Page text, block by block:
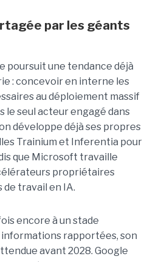
par les géants
poursuit une tendance déjà
: concevoir en interne les
au déploiement massif
le seul acteur engagé dans
développe déjà ses propres
Trainium et Inferentia pour
que Microsoft travaille
propriétaires
de travail en IA.
encore à un stade
rapportées, son
avant 2028. Google